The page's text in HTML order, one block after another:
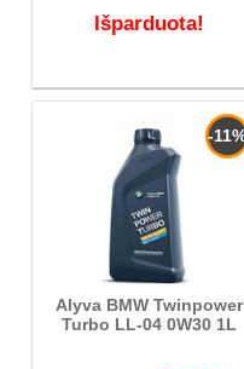
Išparduota!
-
Alyva BMW Twinpower
Turbo LL-04 0W30 1L